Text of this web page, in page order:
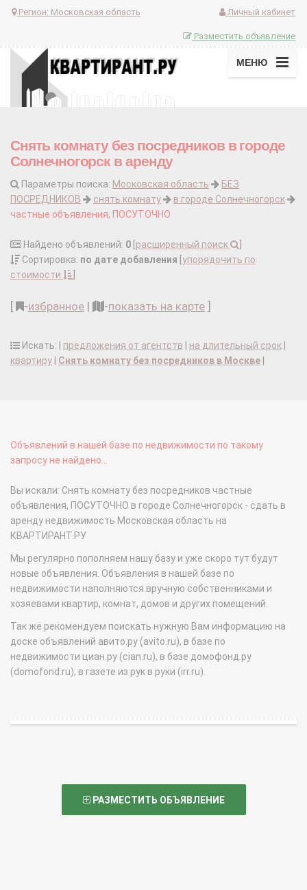
Регион: Московская область Личный кабинет
Разместить объявление
МЕНЮ
Снять комнату без посредников в городе
Солнечногорск в аренду
Параметры поиска: Московская область
БЕЗ
ПОСРЕДНИКОВ
снять комнату
в городе Солнечногорск
частные объявления, ПОСУТОЧНО
Найдено объявлений: 0 расширенный поиск
Сортировка: по дате добавления упорядочить по
стоимости
-избранное | -показать на карте
Искать: | предложения от агентств на длительный срок
квартиру
Снять комнату без посредников в Москве
Объявлений в нашей базе по недвижимости по такому
запросу не найдено...
Вы искали: Снять комнату без посредников частные
объявления, ПОСУТОЧНО в городе Солнечногорск - сдать в
аренду недвижимость Московская область на
КВАРТИРАНТ.РУ
Мы регулярно пополняем нашу базу и уже скоро тут будут
новые объявления. Объявления в нашей базе по
недвижимости наполняются вручную собственниками и
хозяевами квартир, комнат, домов и других помещений.
Так же рекомендуем поискать нужную Вам информацию на
доске объявлений авито.ру (avito.ru), в базе по
недвижимости циан.ру (cian.ru), в базе домофонд.ру
(domofond.ru), в газете из рук в руки (irr.ru).
РАЗМЕСТИТЬ ОБЪЯВЛЕНИЕ